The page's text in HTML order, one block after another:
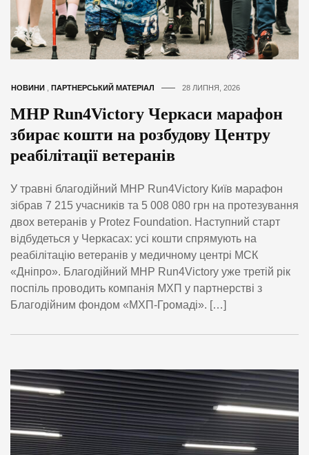
НОВИНИ , ПАРТНЕРСЬКИЙ МАТЕРІАЛ 28 ЛИПНЯ, 2026
MHP Run4Victory Черкаси марафон
збирає кошти на розбудову Центру
реабілітації ветеранів
У травні благодійний MHP Run4Victory Київ марафон
зібрав 7 215 учасників та 5 008 080 грн на протезування
двох ветеранів у Protez Foundation. Наступний старт
відбудеться у Черкасах: усі кошти спрямують на
реабілітацію ветеранів у медичному центрі МСК
«Дніпро». Благодійний MHP Run4Victory уже третій рік
поспіль проводить компанія МХП у партнерстві з
Благодійним фондом «МХП-Громаді». […]